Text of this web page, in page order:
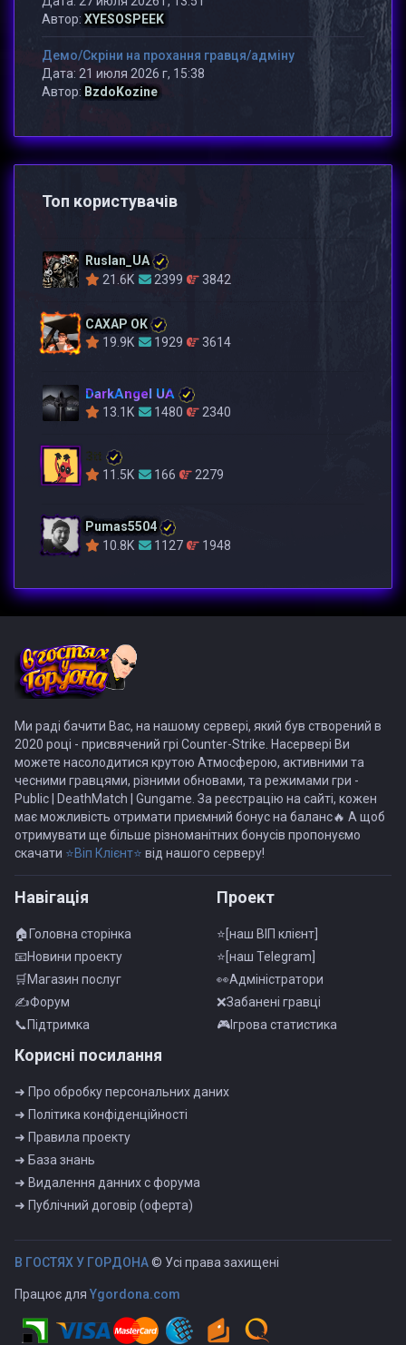
Автор: XYESOSPEEK
Демо/Скріни на прохання гравця/адміну
Дата: 21 июля 2026 г, 15:38
Автор: BzdoKozine
Топ користувачів
Ruslan_UA
21.6K
2399 3842
САХАР ОК
19.9K
1929 3614
DarkAngel UA
13.1K 1480 2340
3tt
11.5K 166 2279
Pumas5504
10.8K
1127 1948
Ми раді бачити Вас, на нашому сервері, який був створений в
2020 році - присвячений грі Counter-Strike. Насервері Ви
можете насолодитися крутою Атмосферою, активними та
чесними гравцями, різними обновами, та режимами гри -
Public | DeathMatch | Gungame. За реєстрацію на сайті, кожен
має можливість отримати приємний бонус на баланс🔥 А щоб
отримувати ще більше різноманітних бонусів пропонуємо
скачати ⭐Віп Клієнт⭐ від нашого серверу!
Навiгацiя
🏠Головна сторінка
📧Новини проекту
🛒Магазин послуг
✍Форум
📞Пiдтримка
Проект
⭐[наш ВІП клієнт]
⭐[наш Telegram]
👀Адмiнiстратори
❌Забанені гравці
🎮Iгрова статистика
Корисні посилання
➜ Про обробку персональних даних
➜ Полiтика конфiденцiйностi
➜ Правила проекту
➜ База знань
➜ Видалення данних с форума
➜ Публiчний договiр (оферта)
B ГOCTЯX У ГOPДOHA© Усі права захищені
Працює для Ygordona.com